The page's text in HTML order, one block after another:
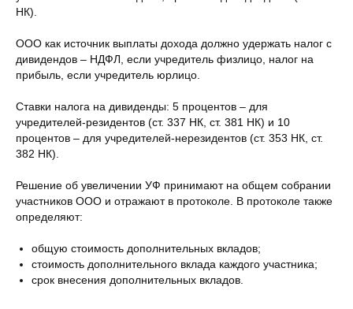
НК).
ООО как источник выплаты дохода должно удержать налог с
дивидендов – НДФЛ, если учредитель физлицо, налог на
прибыль, если учредитель юрлицо.
Ставки налога на дивиденды: 5 процентов – для
учредителей-резидентов (ст. 337 НК, ст. 381 НК) и 10
процентов – для учредителей-нерезидентов (ст. 353 НК, ст.
382 НК).
Решение об увеличении УФ принимают на общем собрании
участников ООО и отражают в протоколе. В протоколе также
определяют:
общую стоимость дополнительных вкладов;
стоимость дополнительного вклада каждого участника;
срок внесения дополнительных вкладов.